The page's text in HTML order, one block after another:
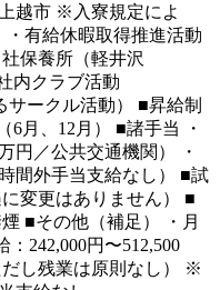
越市 ※入寮規定によ
有給休暇取得推進活動
保養所（軽井沢
内クラブ活動
サークル活動） ■昇給制
6月、12月） ■諸手当 ・
円／公共交通機関） ・
間外手当支給なし） ■試
変更はありません） ■
■その他（補足） ・月
：242,000円〜512,500
し残業は原則なし） ※